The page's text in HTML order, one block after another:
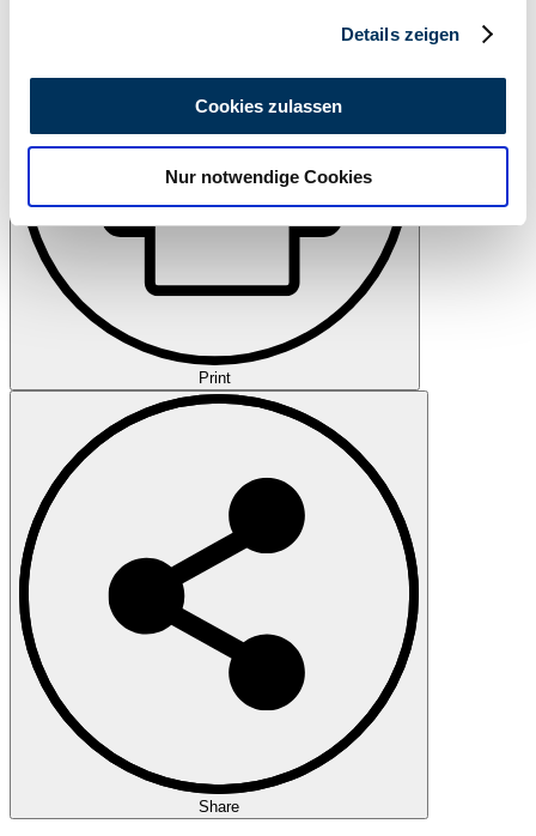
analysieren. Außerdem geben wir Informationen zu Ihrer
Verwendung unserer Website an unsere Partner für
soziale Medien, Werbung und Analysen weiter. Unsere
Partner führen diese Informationen möglicherweise mit
weiteren Daten zusammen, die Sie ihnen bereitgestellt
haben oder die sie im Rahmen Ihrer Nutzung der Dienste
gesammelt haben.
Datenschutzerklärung
Details zeigen
Cookies zulassen
Nur notwendige Cookies
Print
Share